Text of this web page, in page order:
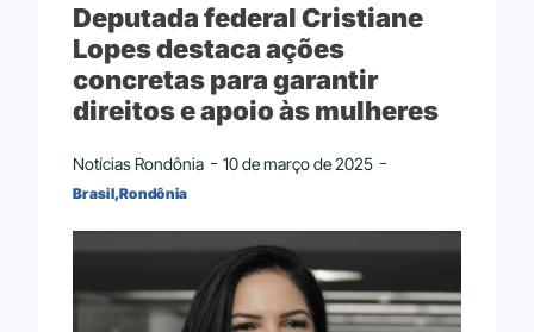
Deputada federal Cristiane
Lopes destaca ações
concretas para garantir
direitos e apoio às mulheres
Notícias Rondônia 10 de março de 2025
Brasil,Rondônia